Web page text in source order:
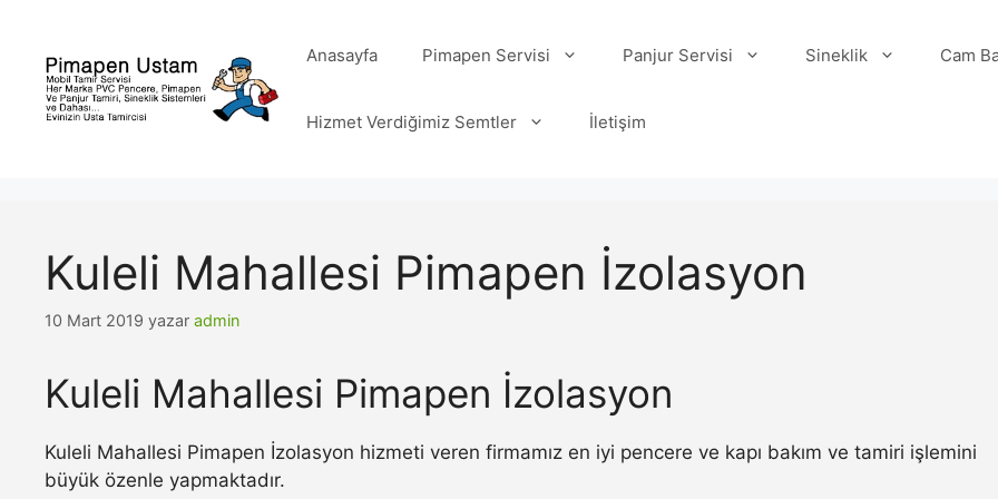
Anasayfa Pimapen Servisi Panjur Servisi Sineklik Cam
Hizmet Verdiğimiz Semtler İletişim
Kuleli Mahallesi Pimapen İzolasyon
10 Mart 2019 yazar admin
Kuleli Mahallesi Pimapen İzolasyon
Kuleli Mahallesi Pimapen İzolasyon hizmeti veren firmamız en iyi pencere ve kapı bakım ve tamiri işlemini
büyük özenle yapmaktadır.